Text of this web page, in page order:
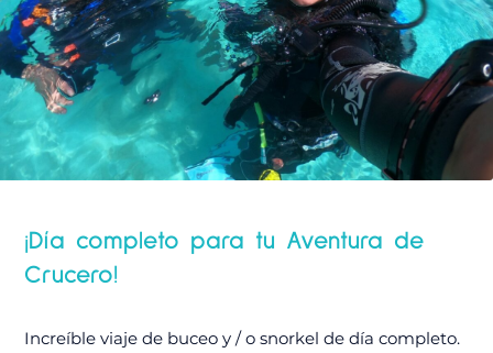
¡Día completo para tu Aventura de
Crucero!
Increíble viaje de buceo y / o snorkel de día completo.